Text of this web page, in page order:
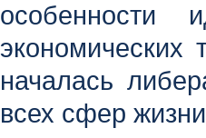
особенности
началась
всех сфер